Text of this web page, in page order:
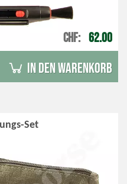
CHF 62.00
in den Warenkorb
Set